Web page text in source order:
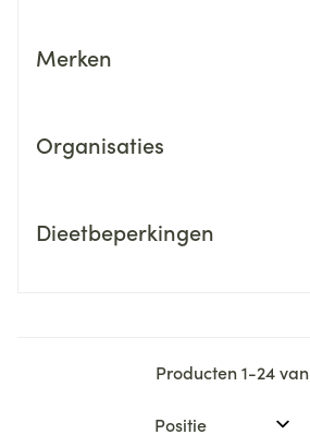
Merken
Organisaties
Dieetbeperkingen
Producten1-24van
Sorteer op: